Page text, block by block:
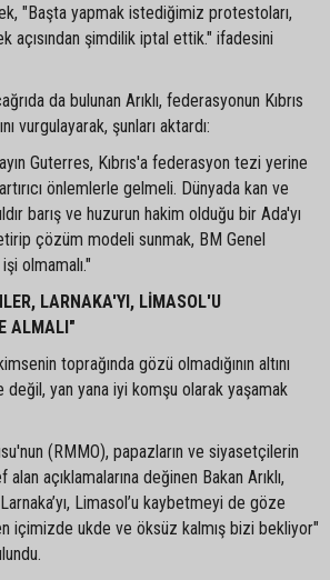
"Başta yapmak istediğimiz protestoları,
açısından şimdilik iptal ettik." ifadesini
da bulunan Arıklı, federasyonun Kıbrıs
vurgulayarak, şunları aktardı:
Guterres, Kıbrıs'a federasyon tezi yerine
önlemlerle gelmeli. Dünyada kan ve
barış ve huzurun hakim olduğu bir Ada'yı
çözüm modeli sunmak, BM Genel
olmamalı."
LARNAKA'YI, LİMASOL'U
ALMALI"
toprağında gözü olmadığının altını
yan yana iyi komşu olarak yaşamak
(RMMO), papazların ve siyasetçilerin
alan açıklamalarına değinen Bakan Arıklı,
Limasol’u kaybetmeyi de göze
içimizde ukde ve öksüz kalmış bizi bekliyor"